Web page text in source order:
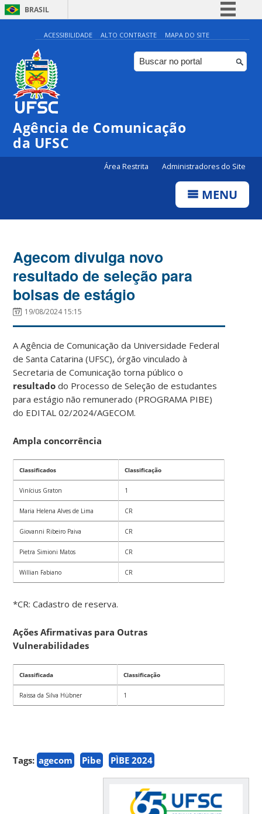
BRASIL
Simplifique!
Comunica BR
Participe
Canais
ACESSIBILIDADE ALTO CONTRASTE MAPA DO SITE
Agência de Comunicação
da UFSC
Área Restrita Administradores do Site
MENU
Agecom divulga novo
resultado de seleção para
bolsas de estágio
19/08/2024 15:15
A Agência de Comunicação da Universidade Federal
de Santa Catarina (UFSC), órgão vinculado à
Secretaria de Comunicação torna público o
resultado do Processo de Seleção de estudantes
para estágio não remunerado (PROGRAMA PIBE)
do EDITAL 02/2024/AGECOM.
Ampla concorrência
Classificados Classificação
Vinícius Graton 1
Maria Helena Alves de Lima CR
Giovanni Ribeiro Paiva CR
Pietra Simioni Matos CR
Willian Fabiano CR
*CR: Cadastro de reserva.
Ações Afirmativas para Outras
Vulnerabilidades
Classificada Classificação
Raissa da Silva Hübner 1
Tags: agecom Pibe PÌBE 2024